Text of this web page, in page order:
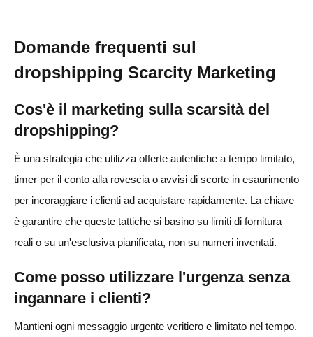
Domande frequenti sul
dropshipping Scarcity Marketing
Cos'è il marketing sulla scarsità del
dropshipping?
È una strategia che utilizza offerte autentiche a tempo limitato,
timer per il conto alla rovescia o avvisi di scorte in esaurimento
per incoraggiare i clienti ad acquistare rapidamente. La chiave
è garantire che queste tattiche si basino su limiti di fornitura
reali o su un'esclusiva pianificata, non su numeri inventati.
Come posso utilizzare l'urgenza senza
ingannare i clienti?
Mantieni ogni messaggio urgente veritiero e limitato nel tempo.